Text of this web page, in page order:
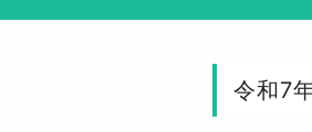
令和7